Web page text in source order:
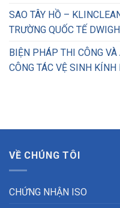
SAO TÂY HỒ –
TRƯỜNG QUỐC TẾ
BIỆN PHÁP THI CÔNG
CÔNG TÁC VỆ SINH
VỀ CHÚNG TÔI
CHỨNG NHẬN ISO